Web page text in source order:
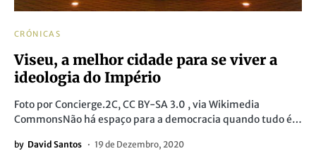
CRÓNICAS
Viseu, a melhor cidade para se viver a
ideologia do Império
Foto por Concierge.2C, CC BY-SA 3.0 , via Wikimedia
CommonsNão há espaço para a democracia quando tudo é…
by David Santos 19 de Dezembro, 2020